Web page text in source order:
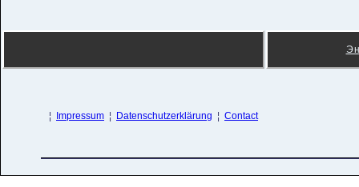
¦ Impressum ¦ Datenschutzerklärung ¦ Contact